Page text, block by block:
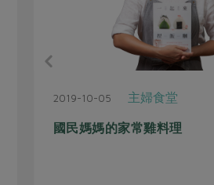
2019-10-05 主婦食堂
國民媽媽的家常雞料理